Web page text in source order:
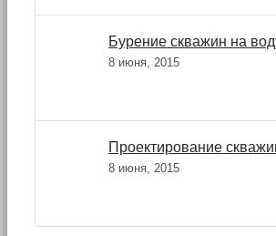
Бурение скважин на
8 июня, 2015
Проектирование
8 июня, 2015